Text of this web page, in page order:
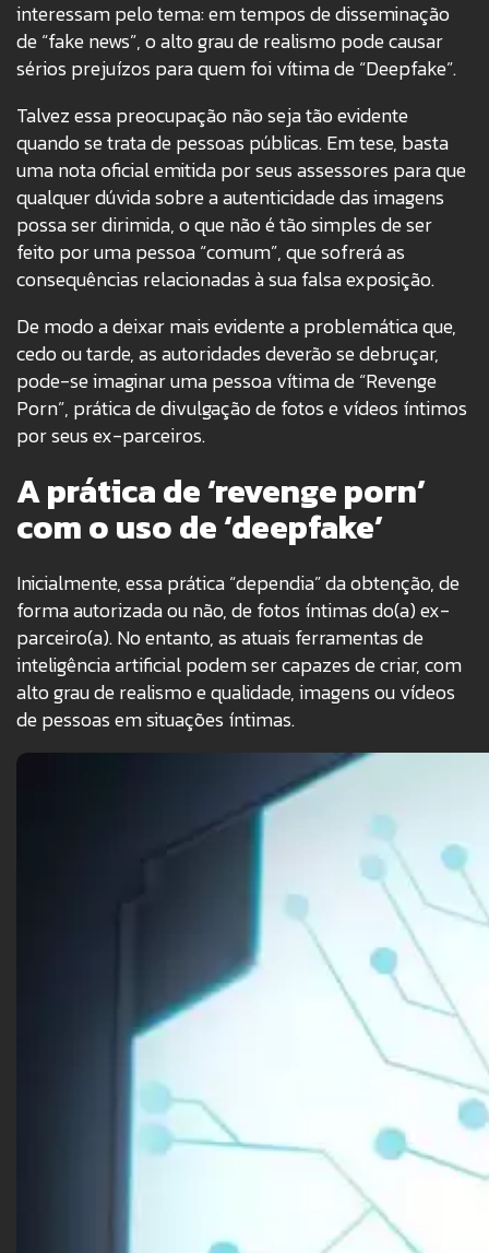
interessam pelo tema: em tempos de disseminação
de “fake news”, o alto grau de realismo pode causar
sérios prejuízos para quem foi vítima de “Deepfake”.
Talvez essa preocupação não seja tão evidente
quando se trata de pessoas públicas. Em tese, basta
uma nota oficial emitida por seus assessores para que
qualquer dúvida sobre a autenticidade das imagens
possa ser dirimida, o que não é tão simples de ser
feito por uma pessoa “comum”, que sofrerá as
consequências relacionadas à sua falsa exposição.
De modo a deixar mais evidente a problemática que,
cedo ou tarde, as autoridades deverão se debruçar,
pode-se imaginar uma pessoa vítima de “Revenge
Porn”, prática de divulgação de fotos e vídeos íntimos
por seus ex-parceiros.
A prática de ‘revenge porn’
com o uso de ‘deepfake’
Inicialmente, essa prática “dependia” da obtenção, de
forma autorizada ou não, de fotos íntimas do(a) ex-
parceiro(a). No entanto, as atuais ferramentas de
inteligência artificial podem ser capazes de criar, com
alto grau de realismo e qualidade, imagens ou vídeos
de pessoas em situações íntimas.